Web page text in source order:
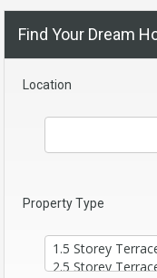
Find Your Dream
Location
Property Type